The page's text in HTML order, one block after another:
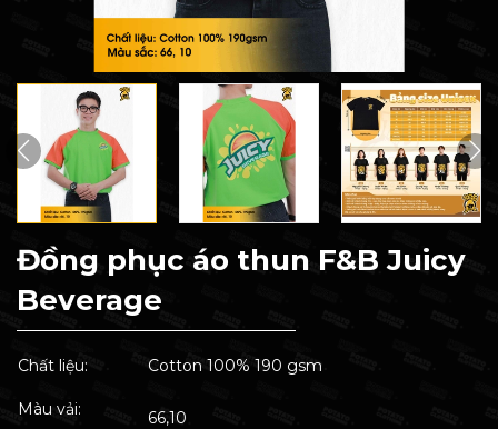
Đồng phục áo thun F&B Juicy
Beverage
Chất liệu: Cotton 100% 190 gsm
Màu vải:
66,10